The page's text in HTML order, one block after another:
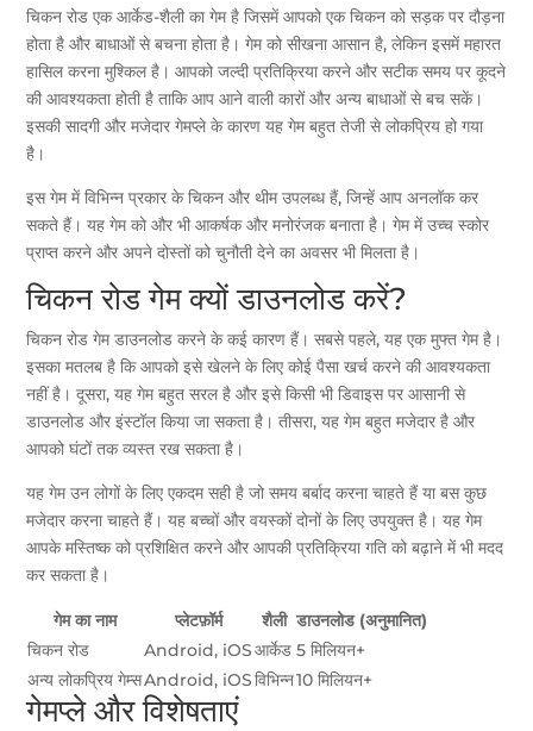
चिकन रोड एक आर्केड-शैली का गेम है जिसमें आपको एक चिकन को सड़क पर दौड़ना
होता है और बाधाओं से बचना होता है। गेम को सीखना आसान है, लेकिन इसमें महारत
हासिल करना मुश्किल है। आपको जल्दी प्रतिक्रिया करने और सटीक समय पर कूदने
की आवश्यकता होती है ताकि आप आने वाली कारों और अन्य बाधाओं से बच सकें।
इसकी सादगी और मजेदार गेमप्ले के कारण यह गेम बहुत तेजी से लोकप्रिय हो गया
है।
इस गेम में विभिन्न प्रकार के चिकन और थीम उपलब्ध हैं, जिन्हें आप अनलॉक कर
सकते हैं। यह गेम को और भी आकर्षक और मनोरंजक बनाता है। गेम में उच्च स्कोर
प्राप्त करने और अपने दोस्तों को चुनौती देने का अवसर भी मिलता है।
चिकन रोड गेम क्यों डाउनलोड करें?
चिकन रोड गेम डाउनलोड करने के कई कारण हैं। सबसे पहले, यह एक मुफ्त गेम है।
इसका मतलब है कि आपको इसे खेलने के लिए कोई पैसा खर्च करने की आवश्यकता
नहीं है। दूसरा, यह गेम बहुत सरल है और इसे किसी भी डिवाइस पर आसानी से
डाउनलोड और इंस्टॉल किया जा सकता है। तीसरा, यह गेम बहुत मजेदार है और
आपको घंटों तक व्यस्त रख सकता है।
यह गेम उन लोगों के लिए एकदम सही है जो समय बर्बाद करना चाहते हैं या बस कुछ
मजेदार करना चाहते हैं। यह बच्चों और वयस्कों दोनों के लिए उपयुक्त है। यह गेम
आपके मस्तिष्क को प्रशिक्षित करने और आपकी प्रतिक्रिया गति को बढ़ाने में भी मदद
कर सकता है।
गेम का नाम प्लेटफ़ॉर्म शैली डाउनलोड (अनुमानित)
चिकन रोड
Android, iOSआर्केड 5 मिलियन+
अन्य लोकप्रिय गेम्सAndroid, iOSविभिन्न10 मिलियन+
गेमप्ले और विशेषताएं